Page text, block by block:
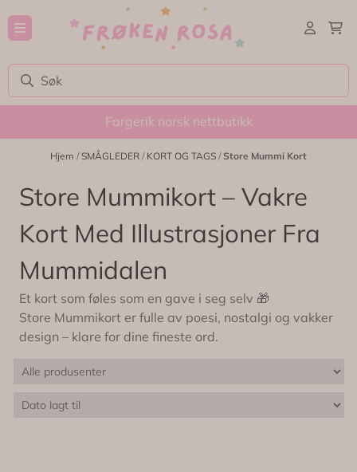
Hopp til innhold
Fargerik norsk nettbutikk
Hjem /SMÅGLEDER / KORT OG TAGS /Store Mummi Kort
Store Mummikort – Vakre
Kort Med Illustrasjoner Fra
Mummidalen
Et kort som føles som en gave i seg selv 🎁
Store Mummikort er fulle av poesi, nostalgi og vakker
design – klare for dine fineste ord.